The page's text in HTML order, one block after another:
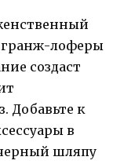
гранж-лоферы
создаст
Добавьте к
в
шляпу